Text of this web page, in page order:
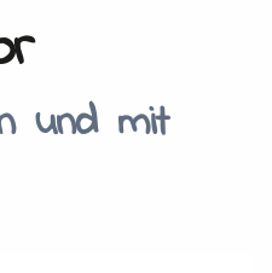
und mit